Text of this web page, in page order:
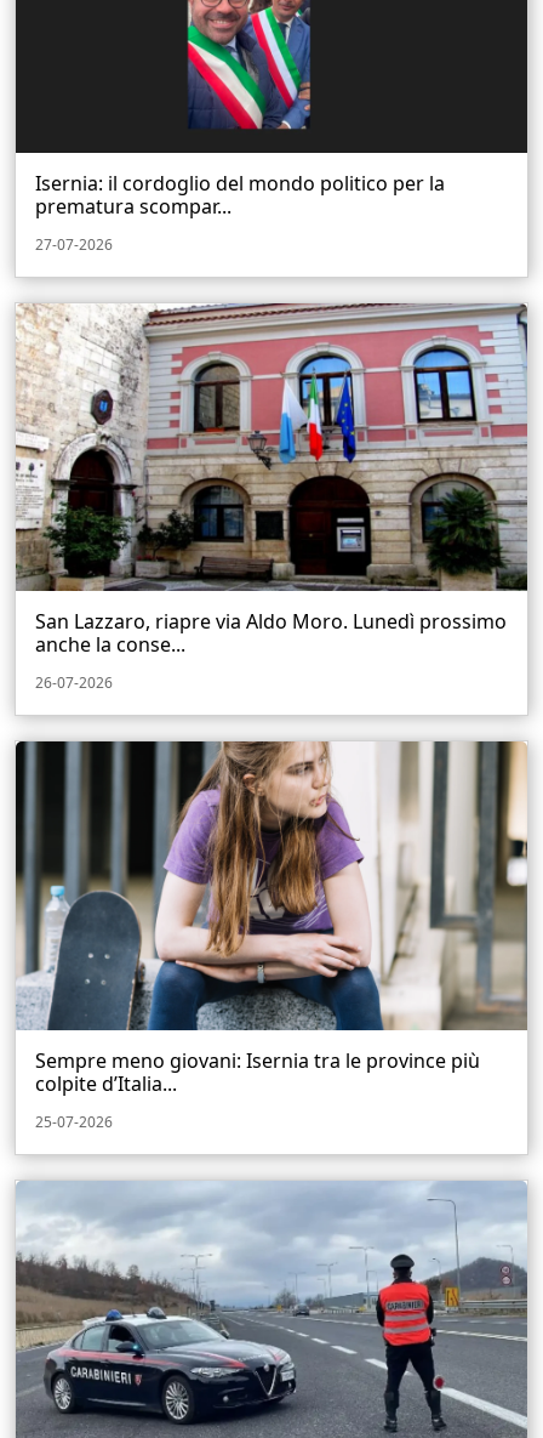
Isernia: il cordoglio del mondo politico per la
prematura scompar...
27-07-2026
San Lazzaro, riapre via Aldo Moro. Lunedì prossimo
anche la conse...
26-07-2026
Sempre meno giovani: Isernia tra le province più
colpite d’Italia...
25-07-2026